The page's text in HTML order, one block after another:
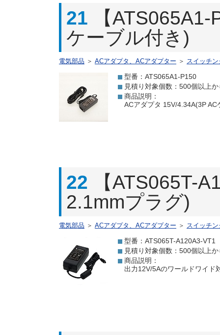
21
【
ケーブル付き)
電気部品 ＞ ACアダプタ、ACアダプター ＞ スイッチ
型番：ATS065A1-P150
見積り対象個数：500個以上か
商品説明：
ACアダプタ 15V/4.34A(3P
22
【ATS065T-
2.1mmプラグ)
電気部品 ＞ ACアダプタ、ACアダプター ＞ スイッチ
型番：ATS065T-A120A3-VT1
見積り対象個数：500個以上か
商品説明：
出力12V/5Aのワールドワイド